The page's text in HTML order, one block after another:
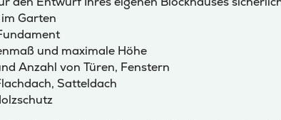
Garten
und maximale Höhe
Anzahl von Türen, Fenstern
Satteldach